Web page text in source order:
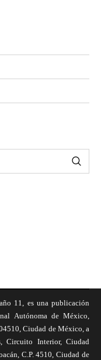
11, es una publicación
Autónoma de México,
Ciudad de México, a
Circuito Interior, Ciudad
C.P. 4510, Ciudad de